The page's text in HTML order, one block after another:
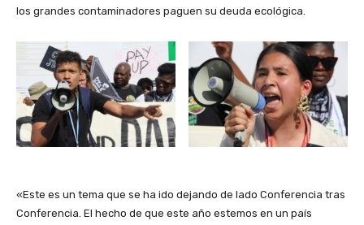
los grandes contaminadores paguen su deuda ecológica.
«Este es un tema que se ha ido dejando de lado Conferencia tras
Conferencia. El hecho de que este año estemos en un país